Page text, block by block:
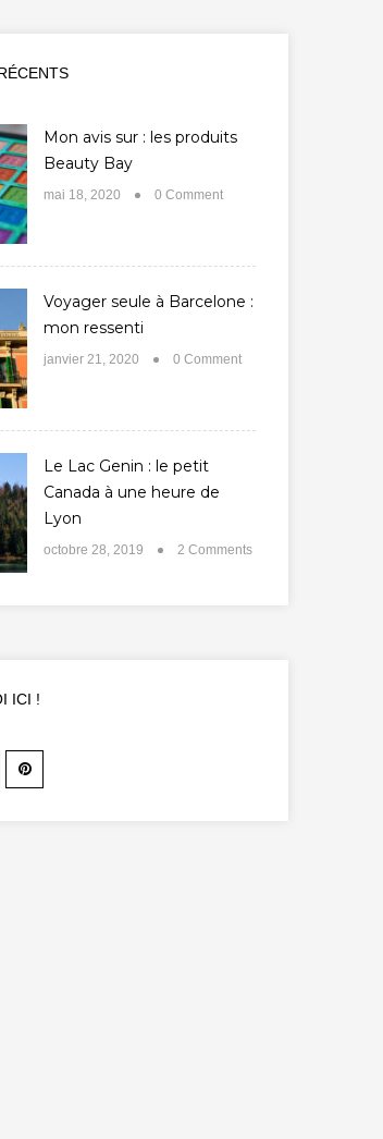
Mon avis sur : les produits
Beauty Bay
mai 18, 2020 0 Comment
Voyager seule à Barcelone :
mon ressenti
janvier 21, 2020 0 Comment
Le Lac Genin : le petit
Canada à une heure de
Lyon
octobre 28, 2019 2 Comments
ICI !